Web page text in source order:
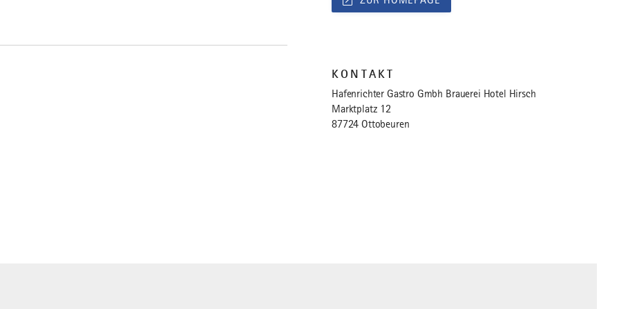
KONTAKT
Hafenrichter Gastro Gmbh Brauerei Hotel Hirsch
Marktplatz 12
87724 Ottobeuren